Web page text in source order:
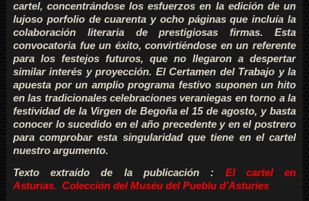
cartel, concentrándose los esfuerzos en la edición de un
lujoso porfolio de cuarenta y ocho páginas que incluía la
colaboración literaria deprestigiosas firmas.Esta
convocatoria fue un éxito, convirtiéndose en un referente
para los festejos futuros, que no llegaron a despertar
similar interés y proyección. El Certamen del Trabajo y la
apuesta por un amplio programa festivo suponen un hito
en las tradicionales celebraciones veraniegas en torno a la
festividad de la Virgen de Begoña el 15 deagosto, y basta
conocer lo sucedido en el año precedente y en el postrero
para comprobar esta singularidad que tiene en el cartel
nuestro argumento.
Texto extraído de la publicación : El cartelen
Asturias. Colección delMuséu del Pueblu d’Asturies